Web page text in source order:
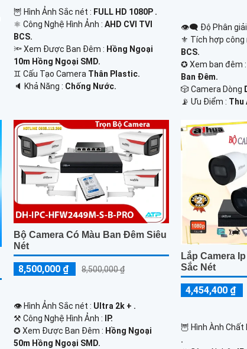
🦉 Hình Ảnh Sắc nét : FULL HD 1080P .
⚛️ Công Nghệ Hình Ảnh :AHD CVI TVI
BCS.
🔦 Xem Được Ban Đêm : Hồng Ngoại
10m Hồng Ngoại SMD.
♊ Cấu Tạo Camera Thân Plastic.
️🔈 Khả Năng : Chống Nước.
👁️‍🗨 Độ Phân giải
⚜️ Tích hợp công
BCS.
✪ Xem ban đêm :
Ban Ðêm.
🎲 Camera Dòng
️📡 Ưu Điểm : Thu
Bộ Camera Có Màu Ban Đêm Siêu
Nét
8,500,000 ₫ 8,500,000 ₫
👁 Hình Ảnh Sắc nét : Ultra 2k + .
⚒ Công Nghệ Hình Ảnh :
IP.
✪ Xem Được Ban Đêm : Hồng Ngoại
50m Hồng Ngoại SMD.
Lắp Camera
Sắc Nét
4,454,400 ₫
🦉 Hình Ành Chất
.